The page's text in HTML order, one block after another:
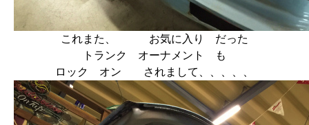
これまた、 お気に入り だった
トランク オーナメント も
ロック オン されまして、、、、、